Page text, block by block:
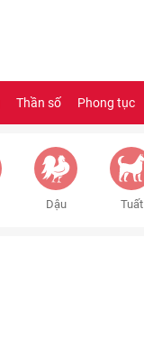
Thần số Phong tục
Dậu Tuất